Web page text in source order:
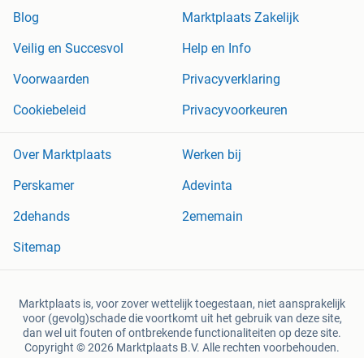
Blog
Marktplaats Zakelijk
Veilig en Succesvol
Help en Info
Voorwaarden
Privacyverklaring
Cookiebeleid
Privacyvoorkeuren
Over Marktplaats
Werken bij
Perskamer
Adevinta
2dehands
2ememain
Sitemap
Marktplaats is, voor zover wettelijk toegestaan, niet aansprakelijk
voor (gevolg)schade die voortkomt uit het gebruik van deze site,
dan wel uit fouten of ontbrekende functionaliteiten op deze site.
Copyright © 2026 Marktplaats B.V. Alle rechten voorbehouden.